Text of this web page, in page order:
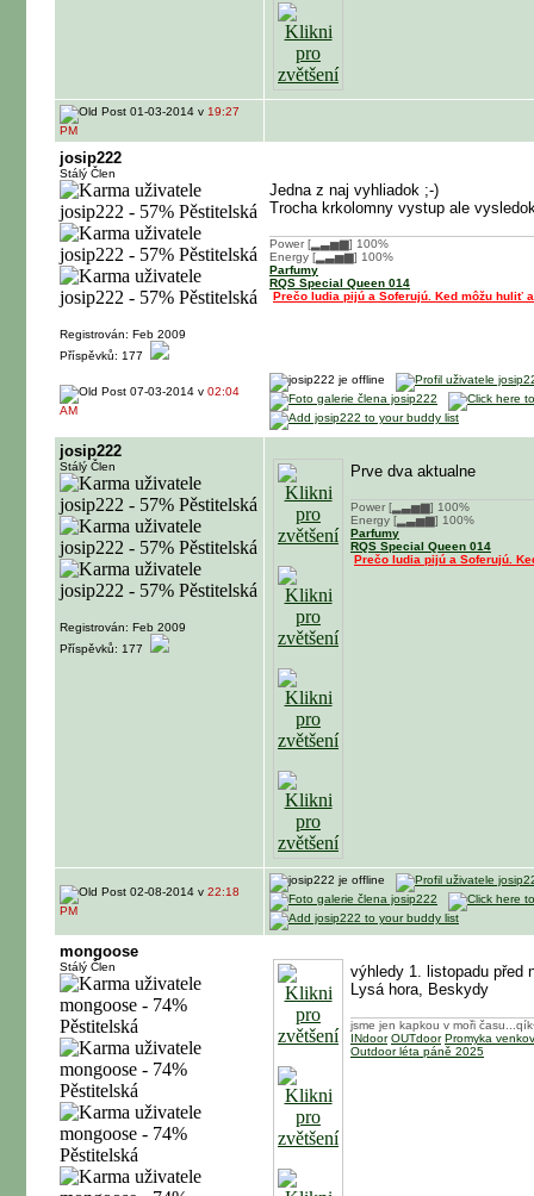
01-03-2014 v 19:27
PM
josip222
Stálý Člen
Registrován: Feb 2009
Příspěvků: 177
Jedna z naj vyhliadok ;-)
Trocha krkolomny vystup ale
Power [▂▃▅▆] 100%
Energy [▂▃▅▆] 100%
Parfumy
RQS Special Queen 014
Prečo ludia pijú a Soferujú. Ked môžu huliť
07-03-2014 v 02:04
AM
josip222
Stálý Člen
Registrován: Feb 2009
Příspěvků: 177
Prve dva aktualne
Power [▂▃▅▆] 100%
Energy [▂▃▅▆] 100%
Parfumy
RQS Special Queen 014
Prečo ludia pijú a Soferujú.
02-08-2014 v 22:18
PM
mongoose
Stálý Člen
výhledy 1. listopadu před
Lysá hora, Beskydy
jsme jen kapkou v moři
INdoor OUTdoor Promyka
Outdoor léta páně 2025